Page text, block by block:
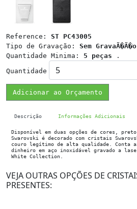
Reference: ST PC43005
Tipo de Gravação: Sem GravaÃ�Ã�o
Quantidade Minima: 5 peças .
Quantidade
Adicionar ao Orçamento
Descrição Informações Adicionais
Disponível em duas opções de cores,
Swarovski é decorado com cristais
couro legítimo de alta qualidade. Conta
dinheiro em aço inoxidável gravado a
White Collection.
VEJA OUTRAS OPÇÕES DE
PRESENTES: